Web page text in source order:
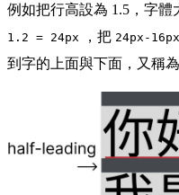
例如把行高設為 1.5，字體
1.2 = 24px
，把 24px-
到字的上面與下面，又稱